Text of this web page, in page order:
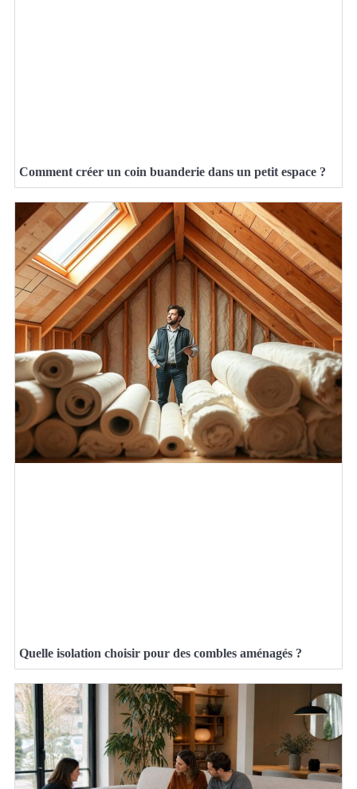
Comment créer un coin buanderie dans un petit espace ?
Quelle isolation choisir pour des combles aménagés ?